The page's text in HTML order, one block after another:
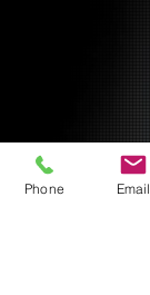
Phone Email